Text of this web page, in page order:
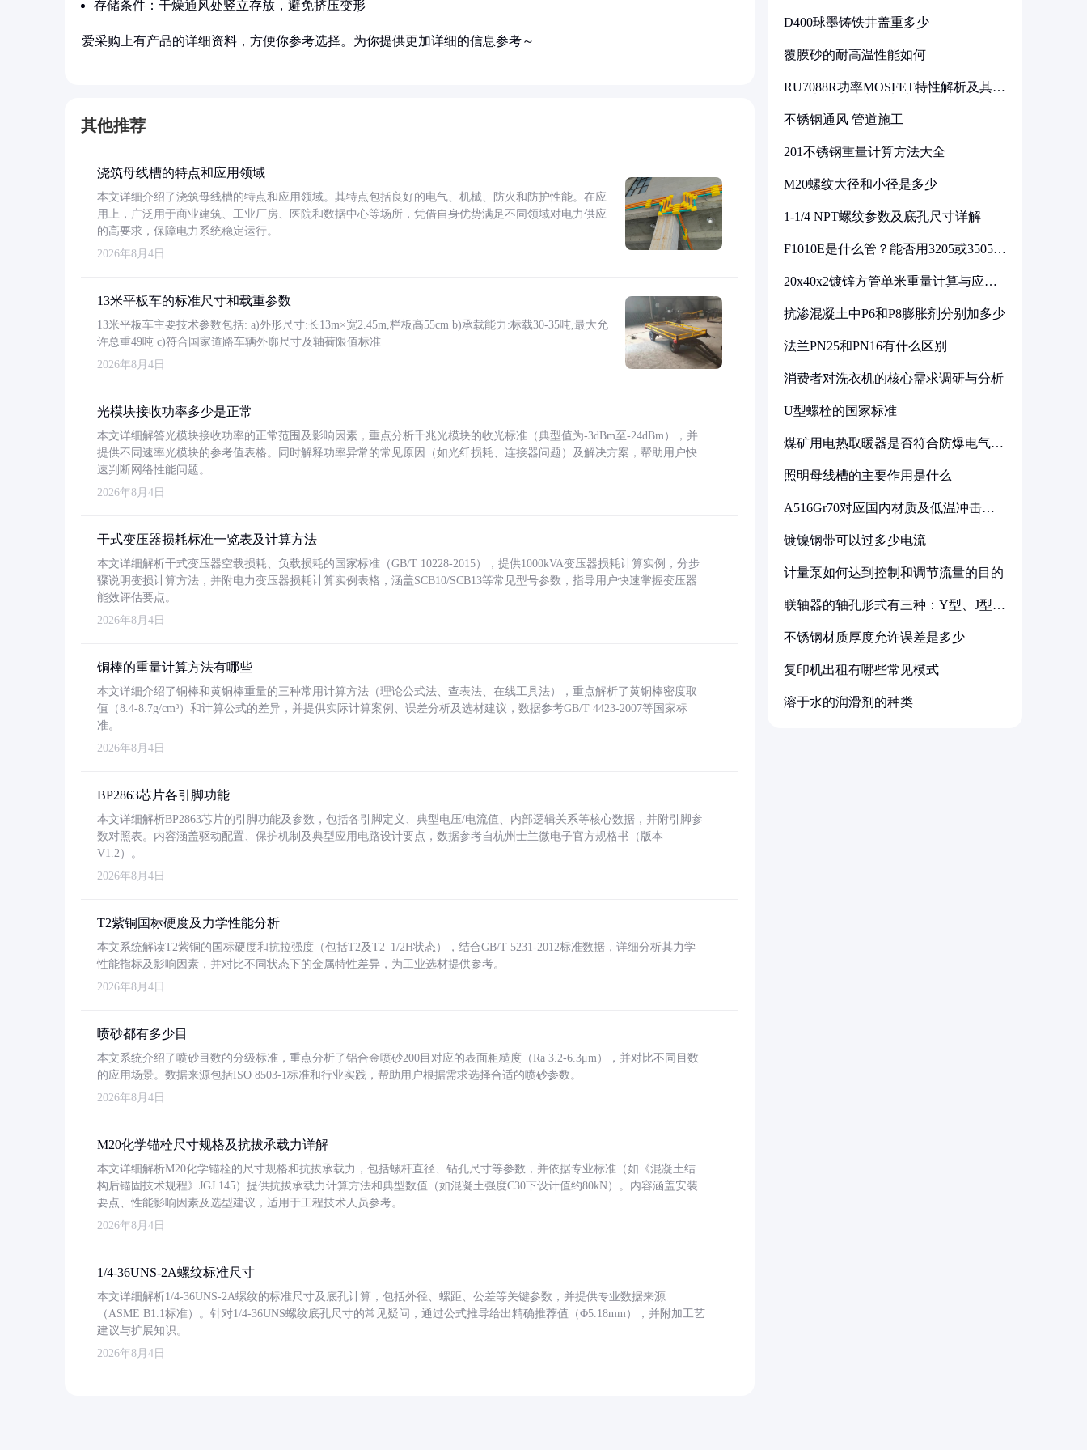
存储条件：干燥通风处竖立存放，避免挤压变形
爱采购上有产品的详细资料，方便你参考选择。为你提供更加详细的信息参考～
其他推荐
浇筑母线槽的特点和应用领域
本文详细介绍了浇筑母线槽的特点和应用领域。其特点包括良好的电气、机械、防火和防护性能。在应
用上，广泛用于商业建筑、工业厂房、医院和数据中心等场所，凭借自身优势满足不同领域对电力供应
的高要求，保障电力系统稳定运行。
2026年8月4日
13米平板车的标准尺寸和载重参数
13米平板车主要技术参数包括: a)外形尺寸:长13m×宽2.45m,栏板高55cm b)承载能力:标载30-35吨,最大允
许总重49吨 c)符合国家道路车辆外廓尺寸及轴荷限值标准
2026年8月4日
光模块接收功率多少是正常
本文详细解答光模块接收功率的正常范围及影响因素，重点分析千兆光模块的收光标准（典型值为-3dBm至-24dBm），并
提供不同速率光模块的参考值表格。同时解释功率异常的常见原因（如光纤损耗、连接器问题）及解决方案，帮助用户快
速判断网络性能问题。
2026年8月4日
干式变压器损耗标准一览表及计算方法
本文详细解析干式变压器空载损耗、负载损耗的国家标准（GB/T 10228-2015），提供1000kVA变压器损耗计算实例，分步
骤说明变损计算方法，并附电力变压器损耗计算实例表格，涵盖SCB10/SCB13等常见型号参数，指导用户快速掌握变压器
能效评估要点。
2026年8月4日
铜棒的重量计算方法有哪些
本文详细介绍了铜棒和黄铜棒重量的三种常用计算方法（理论公式法、查表法、在线工具法），重点解析了黄铜棒密度取
值（8.4-8.7g/cm³）和计算公式的差异，并提供实际计算案例、误差分析及选材建议，数据参考GB/T 4423-2007等国家标
准。
2026年8月4日
BP2863芯片各引脚功能
本文详细解析BP2863芯片的引脚功能及参数，包括各引脚定义、典型电压/电流值、内部逻辑关系等核心数据，并附引脚参
数对照表。内容涵盖驱动配置、保护机制及典型应用电路设计要点，数据参考自杭州士兰微电子官方规格书（版本
V1.2）。
2026年8月4日
T2紫铜国标硬度及力学性能分析
本文系统解读T2紫铜的国标硬度和抗拉强度（包括T2及T2_1/2H状态），结合GB/T 5231-2012标准数据，详细分析其力学
性能指标及影响因素，并对比不同状态下的金属特性差异，为工业选材提供参考。
2026年8月4日
喷砂都有多少目
本文系统介绍了喷砂目数的分级标准，重点分析了铝合金喷砂200目对应的表面粗糙度（Ra 3.2-6.3μm），并对比不同目数
的应用场景。数据来源包括ISO 8503-1标准和行业实践，帮助用户根据需求选择合适的喷砂参数。
2026年8月4日
M20化学锚栓尺寸规格及抗拔承载力详解
本文详细解析M20化学锚栓的尺寸规格和抗拔承载力，包括螺杆直径、钻孔尺寸等参数，并依据专业标准（如《混凝土结
构后锚固技术规程》JGJ 145）提供抗拔承载力计算方法和典型数值（如混凝土强度C30下设计值约80kN）。内容涵盖安装
要点、性能影响因素及选型建议，适用于工程技术人员参考。
2026年8月4日
1/4-36UNS-2A螺纹标准尺寸
本文详细解析1/4-36UNS-2A螺纹的标准尺寸及底孔计算，包括外径、螺距、公差等关键参数，并提供专业数据来源
（ASME B1.1标准）。针对1/4-36UNS螺纹底孔尺寸的常见疑问，通过公式推导给出精确推荐值（Φ5.18mm），并附加工艺
建议与扩展知识。
2026年8月4日
D400球墨铸铁井盖重多少
覆膜砂的耐高温性能如何
RU7088R功率MOSFET特性解析及其在
不锈钢通风 管道施工
201不锈钢重量计算方法大全
M20螺纹大径和小径是多少
1-1/4 NPT螺纹参数及底孔尺寸详解
F1010E是什么管？能否用3205或3505代
20x40x2镀锌方管单米重量计算与应用
抗渗混凝土中P6和P8膨胀剂分别加多少
法兰PN25和PN16有什么区别
消费者对洗衣机的核心需求调研与分析
U型螺栓的国家标准
煤矿用电热取暖器是否符合防爆电气设
照明母线槽的主要作用是什么
A516Gr70对应国内材质及低温冲击要
镀镍钢带可以过多少电流
计量泵如何达到控制和调节流量的目的
联轴器的轴孔形式有三种：Y型、J型、
不锈钢材质厚度允许误差是多少
复印机出租有哪些常见模式
溶于水的润滑剂的种类